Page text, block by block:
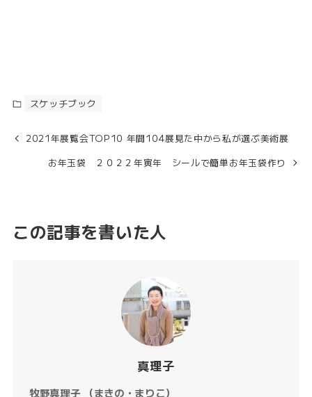
スケッチブック
2021年展覧会TOP10 年間104展見た中から私が選ぶ美術展
お年玉袋 ２０２２年寅年 シールで簡単お年玉袋作り
この記事を書いた人
真理子
牧野真理子 （まきの・まりこ）